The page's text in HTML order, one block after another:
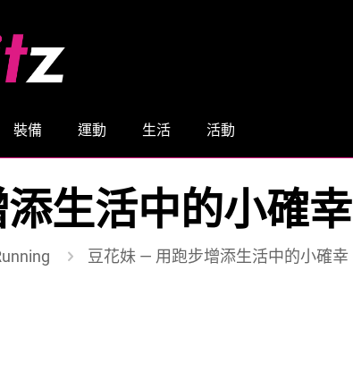
裝備 運動 生活 活動
生活中的小確幸
豆花妹 — 用跑步增添生活中的小確幸